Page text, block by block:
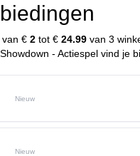
van € 2 tot € 24.99 van 3
- Actiespel vind je
Nieuw
Nieuw